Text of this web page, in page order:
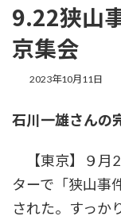
9.22狭山
京集会
2023年10月11日
石川一雄さんの
【東京】９月
ターで「狭山事
された。すっか